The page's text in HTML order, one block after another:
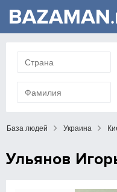
База людей Украина
Ульянов